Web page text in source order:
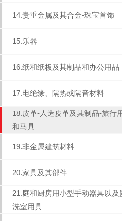
14.贵重金属及其合金-珠宝首饰
15.乐器
16.纸和纸板及其制品和办公用品
17.电绝缘、隔热或隔音材料
18.皮革-人造皮革及其制品-旅行
和马具
19.非金属建筑材料
20.家具及其部件
21.庭和厨房用小型手动器具以及
洗室用具